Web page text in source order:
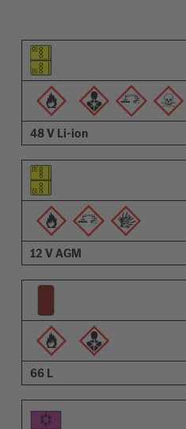
Ögenin piktogramı
Uyarıların piktogramları
Açıklama
48 V Li-ion
12 V AGM
66 L